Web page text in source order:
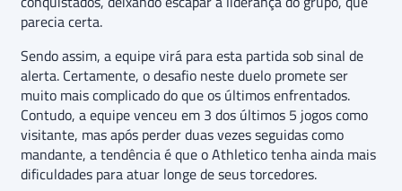
parecia certa.
Sendo assim, a equipe virá para esta partida sob sinal de
alerta. Certamente, o desafio neste duelo promete ser
muito mais complicado do que os últimos enfrentados.
Contudo, a equipe venceu em 3 dos últimos 5 jogos como
visitante, mas após perder duas vezes seguidas como
mandante, a tendência é que o Athletico tenha ainda mais
dificuldades para atuar longe de seus torcedores.